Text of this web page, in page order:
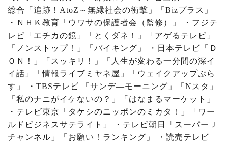
総合「追跡！ AtoZ ～無縁社会の衝撃」「 Bizプラス」
・ＮＨＫ教育「ウワサの保護者会（監修）」 ・フジテ
レビ「エチカの鏡」「とくダネ！」「アゲるテレビ」
「ノンストップ！」「バイキング」 ・日本テレビ「Ｄ
ＯＮ！」「スッキリ！」「人生が変わる一分間の深イ
イ話」「情報ライブミヤネ屋」「ウェイクアップぷら
す」 ・ TBSテレビ 「サンデ―モーニング」「 N スタ」
「私のナニがイケないの？」「はなまるマーケット」
・テレビ東京「タケシのニッポンのミカタ！」「ワー
ルドビジネスサテライト」 ・テレビ朝日「スーパーＪ
チャンネル」「お願い！ランキング」 ・読売テレビ